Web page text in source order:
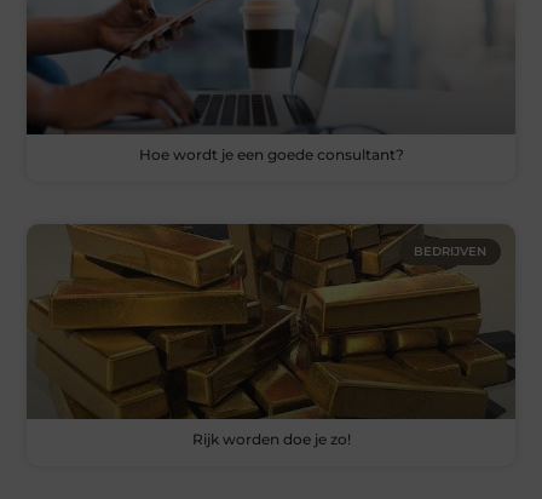
Hoe wordt je een goede consultant?
BEDRIJVEN
Rijk worden doe je zo!